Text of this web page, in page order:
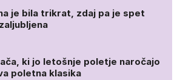
je bila trikrat, zdaj pa je spet
ki jo letošnje poletje naročajo
poletna klasika